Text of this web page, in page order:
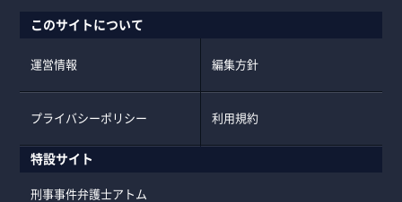
このサイトについて
運営情報 編集方針
プライバシーポリシー 利用規約
特設サイト
刑事事件弁護士アトム